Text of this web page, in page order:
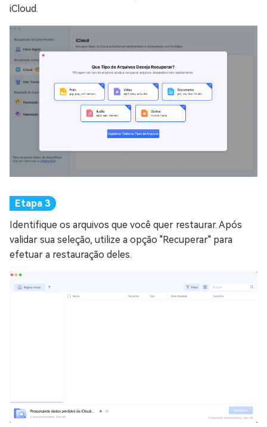
iCloud.
Identifique os arquivos que você quer restaurar. Após
validar sua seleção, utilize a opção "Recuperar" para
efetuar a restauração deles.